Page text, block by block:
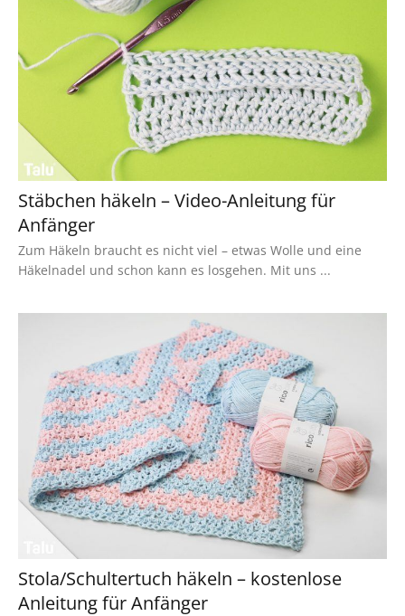
Stäbchen häkeln – Video-Anleitung für
Anfänger
Zum Häkeln braucht es nicht viel – etwas Wolle und eine
Häkelnadel und schon kann es losgehen. Mit uns ...
Stola/Schultertuch häkeln – kostenlose
Anleitung für Anfänger